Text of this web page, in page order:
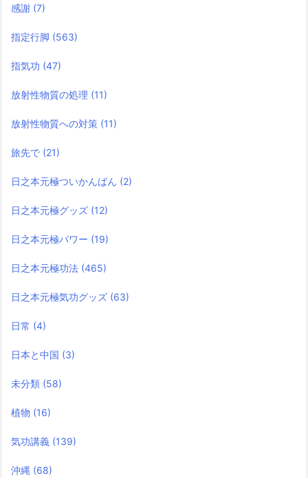
感謝 (7)
指定行脚 (563)
指気功 (47)
放射性物質の処理 (11)
放射性物質への対策 (11)
旅先で (21)
日之本元極ついかんばん (2)
日之本元極グッズ (12)
日之本元極パワー (19)
日之本元極功法 (465)
日之本元極気功グッズ (63)
日常 (4)
日本と中国 (3)
未分類 (58)
植物 (16)
気功講義 (139)
沖縄 (68)